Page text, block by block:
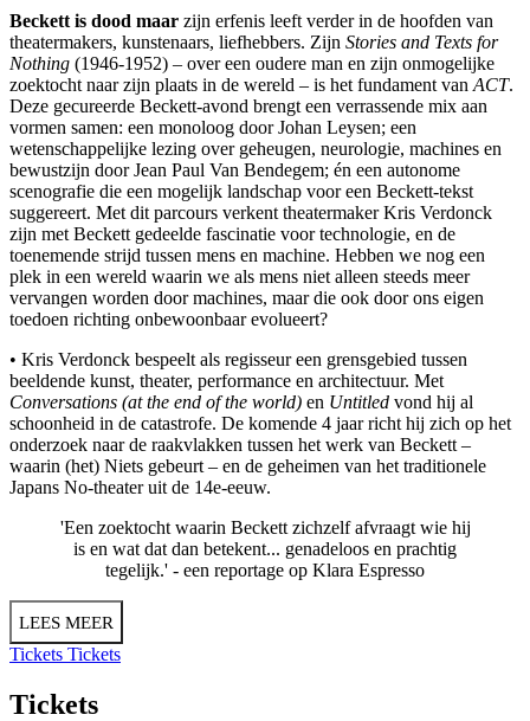
Beckett is dood maar zijn erfenis leeft verder in de hoofden van
theatermakers, kunstenaars, liefhebbers. Zijn Stories and Texts for
Nothing (1946-1952) – over een oudere man en zijn onmogelijke
zoektocht naar zijn plaats in de wereld – is het fundament van ACT.
Deze gecureerde Beckett-avond brengt een verrassende mix aan
vormen samen: een monoloog door Johan Leysen; een
wetenschappelijke lezing over geheugen, neurologie, machines en
bewustzijn door Jean Paul Van Bendegem; én een autonome
scenografie die een mogelijk landschap voor een Beckett-tekst
suggereert. Met dit parcours verkent theatermaker Kris Verdonck
zijn met Beckett gedeelde fascinatie voor technologie, en de
toenemende strijd tussen mens en machine. Hebben we nog een
plek in een wereld waarin we als mens niet alleen steeds meer
vervangen worden door machines, maar die ook door ons eigen
toedoen richting onbewoonbaar evolueert?
• Kris Verdonck bespeelt als regisseur een grensgebied tussen
beeldende kunst, theater, performance en architectuur. Met
Conversations (at the end of the world) en Untitled vond hij al
schoonheid in de catastrofe. De komende 4 jaar richt hij zich op het
onderzoek naar de raakvlakken tussen het werk van Beckett –
waarin (het) Niets gebeurt – en de geheimen van het traditionele
Japans No-theater uit de 14e-eeuw.
'Een zoektocht waarin Beckett zichzelf afvraagt wie hij
is en wat dat dan betekent... genadeloos en prachtig
tegelijk.' - een reportage op Klara Espresso
LEES MEER
Tickets Tickets
Tickets